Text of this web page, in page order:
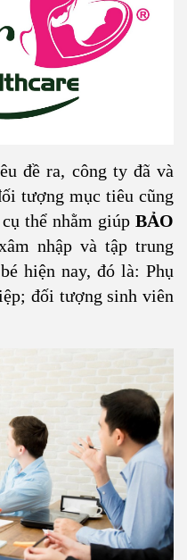
đề ra, công ty đã và
tượng mục tiêu cũng
thể nhằm giúp BẢO
nhập và tập trung
hiện nay, đó là: Phụ
đối tượng sinh viên